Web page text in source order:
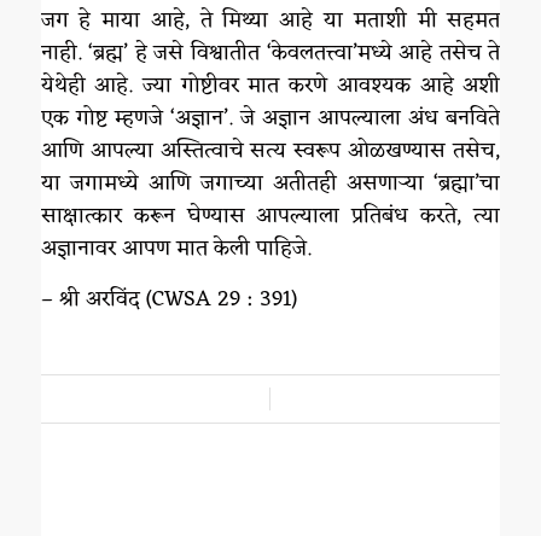
जग हे माया आहे, ते मिथ्या आहे या मताशी मी सहमत
नाही. ‘ब्रह्म’ हे जसे विश्वातीत ‘केवलतत्त्वा’मध्ये आहे तसेच ते
येथेही आहे. ज्या गोष्टीवर मात करणे आवश्यक आहे अशी
एक गोष्ट म्हणजे ‘अज्ञान’. जे अज्ञान आपल्याला अंध बनविते
आणि आपल्या अस्तित्वाचे सत्य स्वरूप ओळखण्यास तसेच,
या जगामध्ये आणि जगाच्या अतीतही असणाऱ्या ‘ब्रह्मा’चा
साक्षात्कार करून घेण्यास आपल्याला प्रतिबंध करते, त्या
अज्ञानावर आपण मात केली पाहिजे.
– श्री अरविंद (CWSA 29 : 391)